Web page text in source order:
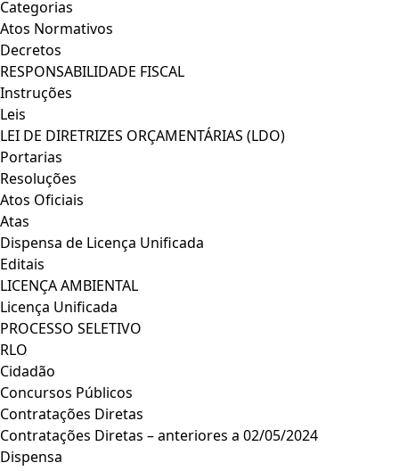
Categorias
Atos Normativos
Decretos
RESPONSABILIDADE FISCAL
Instruções
Leis
LEI DE DIRETRIZES ORÇAMENTÁRIAS (LDO)
Portarias
Resoluções
Atos Oficiais
Atas
Dispensa de Licença Unificada
Editais
LICENÇA AMBIENTAL
Licença Unificada
PROCESSO SELETIVO
RLO
Cidadão
Concursos Públicos
Contratações Diretas
Contratações Diretas – anteriores a 02/05/2024
Dispensa